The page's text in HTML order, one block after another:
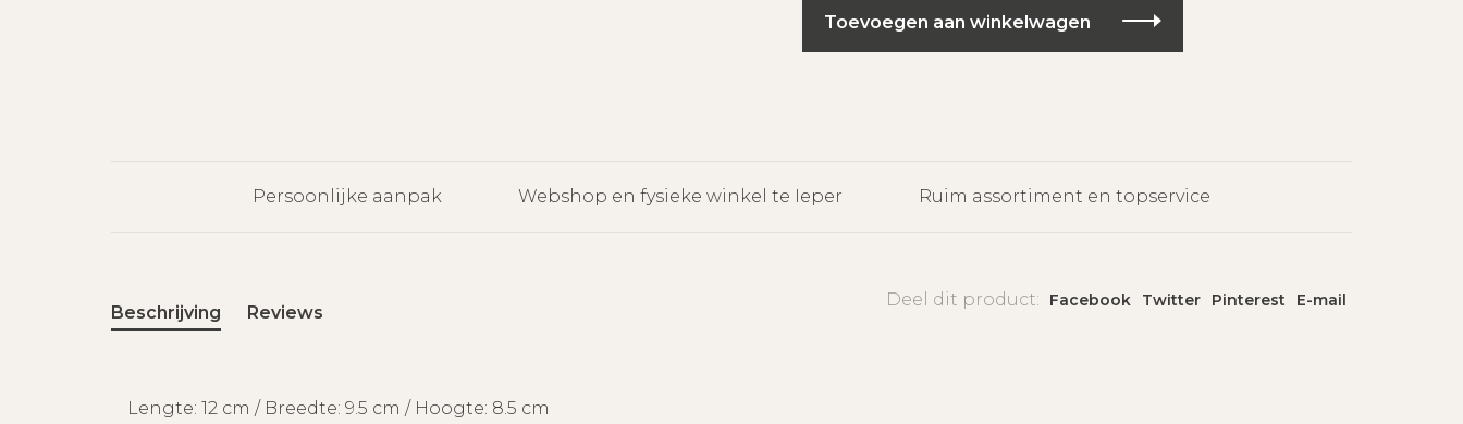
Toevoegen aan winkelwagen
Persoonlijke aanpak Webshop en fysieke winkel te Ieper Ruim assortiment en topservice
Deel dit product: Facebook Twitter Pinterest E-mail
Beschrijving Reviews
Lengte: 12 cm / Breedte: 9.5 cm / Hoogte: 8.5 cm